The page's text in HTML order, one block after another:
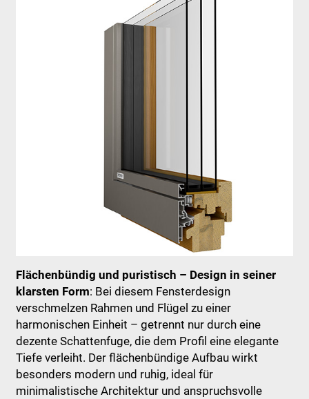
Flächenbündig und puristisch – Design in seiner
klarsten Form: Bei diesem Fensterdesign
verschmelzen Rahmen und Flügel zu einer
harmonischen Einheit – getrennt nur durch eine
dezente Schattenfuge, die dem Profil eine elegante
Tiefe verleiht. Der flächenbündige Aufbau wirkt
besonders modern und ruhig, ideal für
minimalistische Architektur und anspruchsvolle